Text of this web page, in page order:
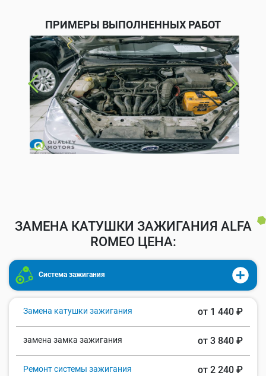
ПРИМЕРЫ ВЫПОЛНЕННЫХ РАБОТ
ЗАМЕНА КАТУШКИ ЗАЖИГАНИЯ ALFA
ROMEO ЦЕНА:
Система зажигания
Замена катушки зажигания от 1 440 ₽
замена замка зажигания от 3 840 ₽
Ремонт системы зажигания от 2 240 ₽